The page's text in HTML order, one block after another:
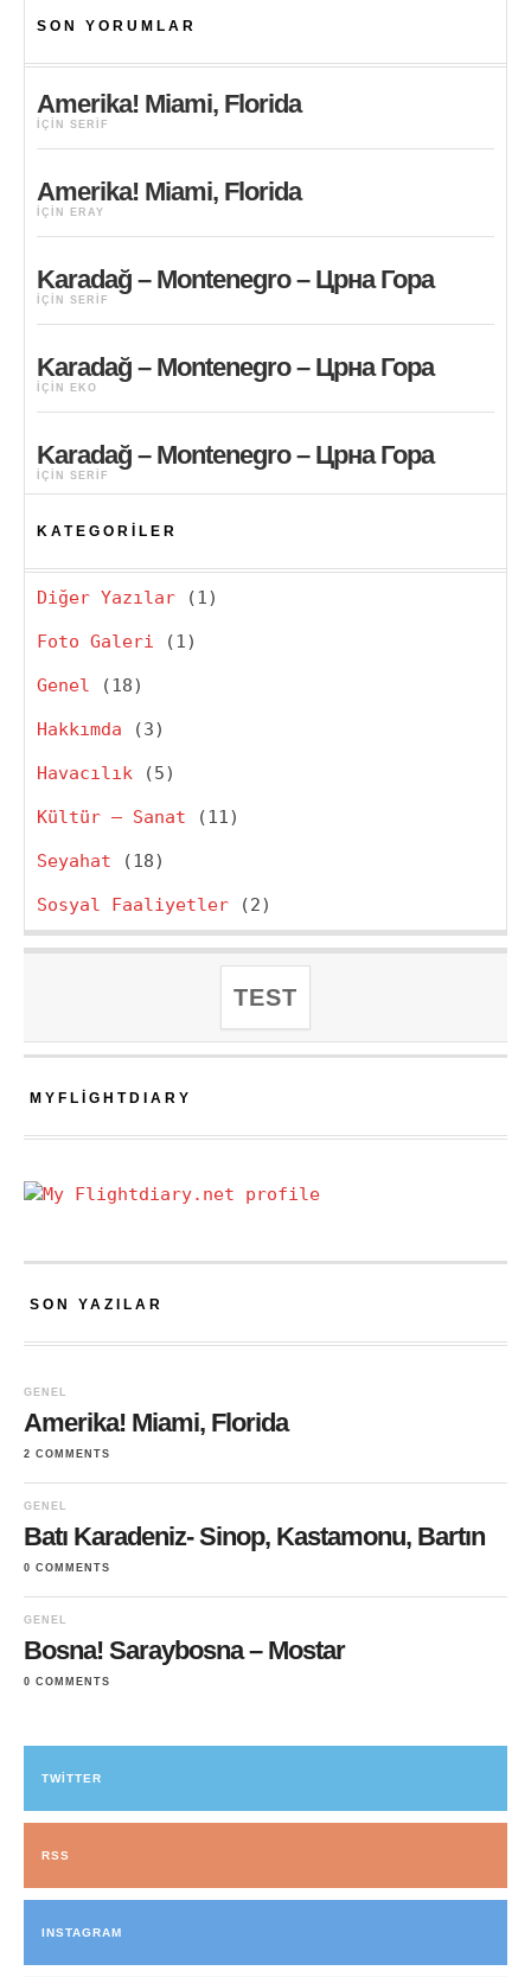
SON YORUMLAR
Amerika! Miami, Florida
IÇIN SERIF
Amerika! Miami, Florida
IÇIN ERAY
Karadağ – Montenegro – Црна Гора
IÇIN SERIF
Karadağ – Montenegro – Црна Гора
IÇIN EKO
Karadağ – Montenegro – Црна Гора
IÇIN SERIF
KATEGORILER
Diğer Yazılar (1)
Foto Galeri (1)
Genel (18)
Hakkımda (3)
Havacılık (5)
Kültür – Sanat (11)
Seyahat (18)
Sosyal Faaliyetler (2)
TEST
MYFLIGHTDIARY
SON YAZILAR
GENEL
Amerika! Miami, Florida
2 COMMENTS
GENEL
Batı Karadeniz- Sinop, Kastamonu, Bartın
0 COMMENTS
GENEL
Bosna! Saraybosna – Mostar
0 COMMENTS
TWITTER
RSS
INSTAGRAM